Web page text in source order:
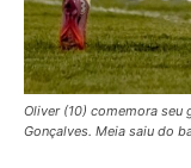
Oliver (10) comemora
Gonçalves. Meia saiu do